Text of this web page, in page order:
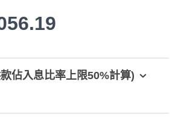
佔入息比率上限50%計算)